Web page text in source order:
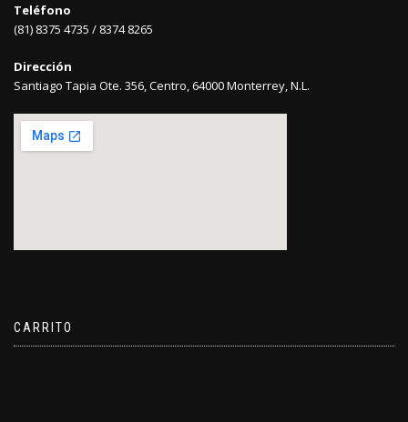
Teléfono
(81) 8375 4735 / 8374 8265
Dirección
Santiago Tapia Ote. 356, Centro, 64000 Monterrey, N.L.
CARRITO